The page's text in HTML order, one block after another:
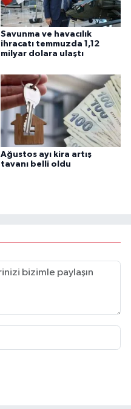
Savunma ve havacılık
ihracatı temmuzda 1,12
milyar dolara ulaştı
Ağustos ayı kira artış
tavanı belli oldu